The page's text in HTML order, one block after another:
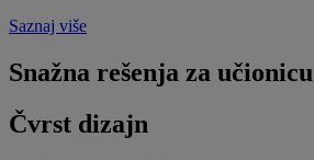
Saznaj više
Snažna rešenja za učionicu
Čvrst dizajn